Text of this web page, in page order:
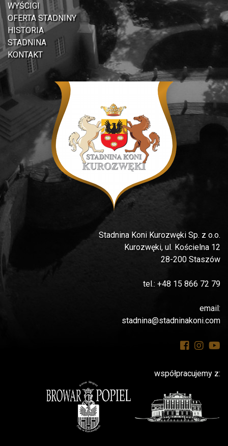
WYŚCIGI
OFERTA STADNINY
HISTORIA
STADNINA
KONTAKT
Stadnina Koni Kurozwęki Sp. z o.o.
Kurozwęki, ul. Kościelna 12
28-200 Staszów
tel.: +48 15 866 72 79
email:
stadnina@stadninakoni.com
współpracujemy z: